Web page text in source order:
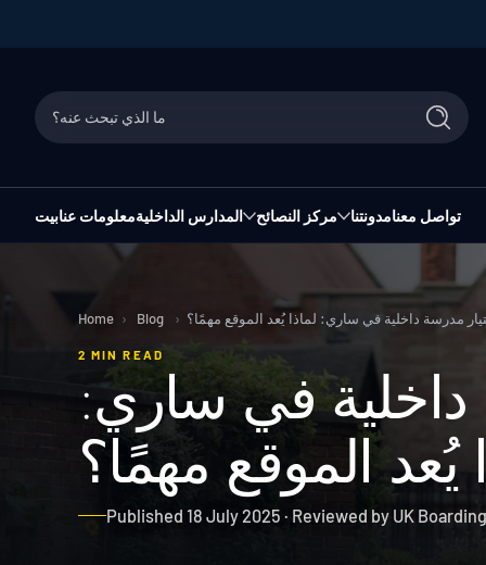
ما الذي تبحث عنه؟ يبحث
بيتمعلومات عناالمدارس الداخلية مركز النصائح مدونتناتواصل معنا
Home › Blog › مدرسة داخلية في ساري: لماذا يُعد الموقع مهمًا؟
2 MIN READ
داخلية في ساري:
يُعد الموقع مهمًا؟
Published 18 July 2025 · Reviewed by UK